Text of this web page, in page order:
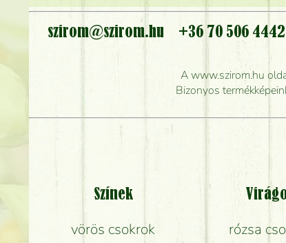
Mennyire
szirom@szirom.hu +36 70 506 4442
A www.szirom.hu
Bizonyos
Színek
vörös csokrok
rózsa